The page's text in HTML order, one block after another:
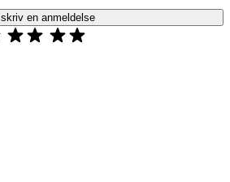
skriv en anmeldelse